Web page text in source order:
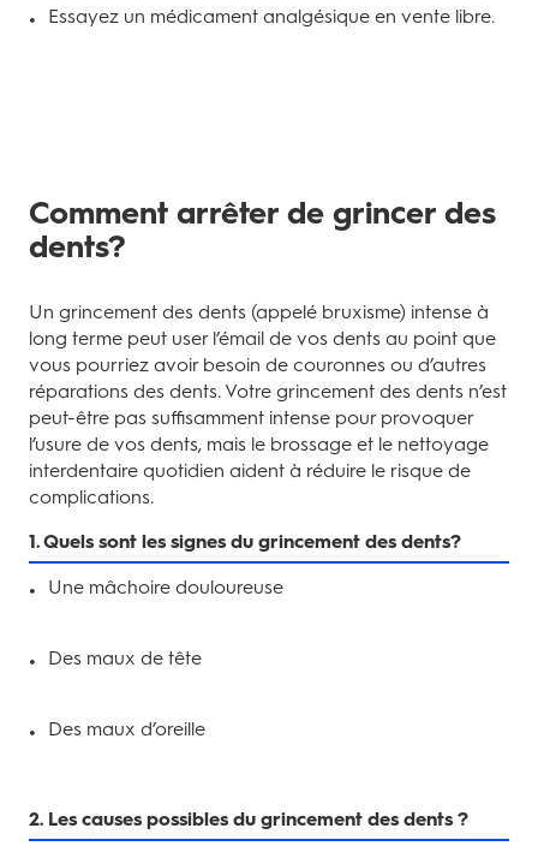
Essayez un médicament analgésique en vente libre.
Comment arrêter de grincer des
dents?
Un grincement des dents (appelé bruxisme) intense à
long terme peut user l’émail de vos dents au point que
vous pourriez avoir besoin de couronnes ou d’autres
réparations des dents. Votre grincement des dents n’est
peut-être pas suffisamment intense pour provoquer
l’usure de vos dents, mais le brossage et le nettoyage
interdentaire quotidien aident à réduire le risque de
complications.
1. Quels sont les signes du grincement des dents?
Une mâchoire douloureuse
Des maux de tête
Des maux d’oreille
2. Les causes possibles du grincement des dents ?